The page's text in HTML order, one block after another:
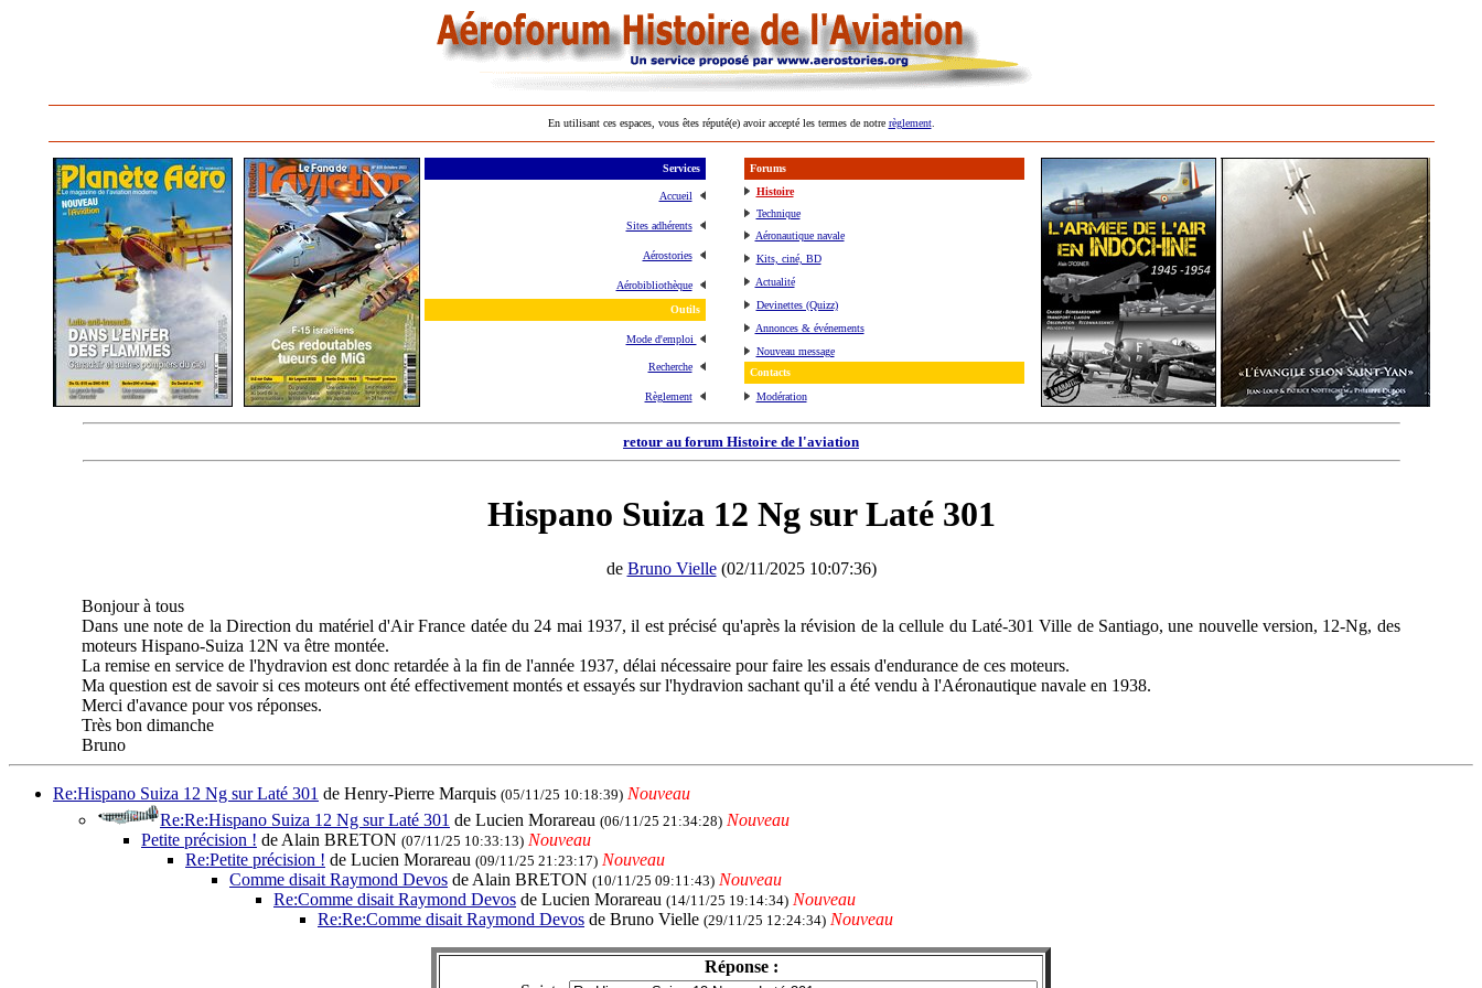
En utilisant ces espaces, vous êtes réputé(e) avoir accepté les termes de notre règlement.
Services
Accueil
Sites adhérents
Aérostories
Aérobibliothèque
Outils
Mode d'emploi
Recherche
Règlement
Forums
Histoire
Technique
Aéronautique navale
Kits, ciné, BD
Actualité
Devinettes (Quizz)
Annonces & événements
Nouveau message
Contacts
Modération
retour au forum Histoire de l'aviation
Hispano Suiza 12 Ng sur Laté 301
de Bruno Vielle(02/11/2025 10:07:36)
Bonjour à tous
Dans une note de la Direction du matériel d'Air France datée du 24 mai 1937, il est précisé qu'après la révision de la cellule du Laté-301 Ville de Santiago, une nouvelle version, 12-Ng, des
moteurs Hispano-Suiza 12N va être montée.
La remise en service de l'hydravion est donc retardée à la fin de l'année 1937, délai nécessaire pour faire les essais d'endurance de ces moteurs.
Ma question est de savoir si ces moteurs ont été effectivement montés et essayés sur l'hydravion sachant qu'il a été vendu à l'Aéronautique navale en 1938.
Merci d'avance pour vos réponses.
Très bon dimanche
Bruno
Re:Hispano Suiza 12 Ng sur Laté 301 de Henry-Pierre Marquis (05/11/25 10:18:39) Nouveau
Re:Re:Hispano Suiza 12 Ng sur Laté 301 de Lucien Morareau (06/11/25 21:34:28) Nouveau
Petite précision ! de Alain BRETON (07/11/25 10:33:13) Nouveau
Re:Petite précision ! de Lucien Morareau (09/11/25 21:23:17) Nouveau
Comme disait Raymond Devos de Alain BRETON (10/11/25 09:11:43) Nouveau
Re:Comme disait Raymond Devos de Lucien Morareau (14/11/25 19:14:34) Nouveau
Re:Re:Comme disait Raymond Devos de Bruno Vielle (29/11/25 12:24:34) Nouveau
Réponse :